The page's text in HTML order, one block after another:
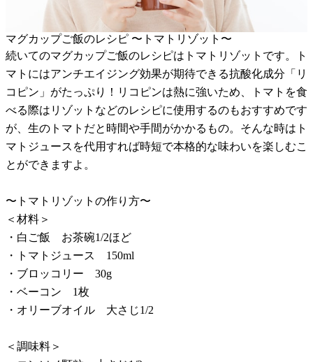
マグカップご飯のレシピ 〜トマトリゾット〜
続いてのマグカップご飯のレシピはトマトリゾットです。ト
マトにはアンチエイジング効果が期待できる抗酸化成分「リ
コピン」がたっぷり！リコピンは熱に強いため、トマトを食
べる際はリゾットなどのレシピに使用するのもおすすめです
が、生のトマトだと時間や手間がかかるもの。そんな時はト
マトジュースを代用すれば時短で本格的な味わいを楽しむこ
とができますよ。
〜トマトリゾットの作り方〜
＜材料＞
・白ご飯 お茶碗1/2ほど
・トマトジュース 150ml
・ブロッコリー 30g
・ベーコン 1枚
・オリーブオイル 大さじ1/2
＜調味料＞